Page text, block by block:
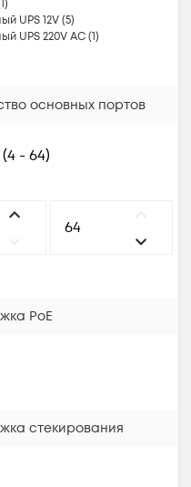
UPS 12V (5)
UPS 220V AC (1)
основных портов
(4 - 64)
PoE
стекирования